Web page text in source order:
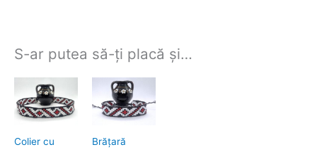
S-ar putea să-ți placă și…
Colier cu
Brăţară